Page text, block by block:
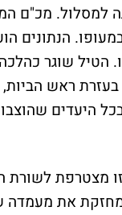
שוגר
ראש הביות,
היעדים
מצטרפת
את